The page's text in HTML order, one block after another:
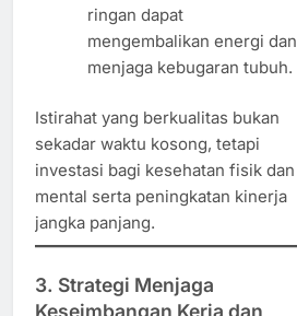
ringan dapat
mengembalikan energi dan
menjaga kebugaran tubuh.
Istirahat yang berkualitas bukan
sekadar waktu kosong, tetapi
investasi bagi kesehatan fisik dan
mental serta peningkatan kinerja
jangka panjang.
3. Strategi Menjaga
Keseimbangan Kerja dan